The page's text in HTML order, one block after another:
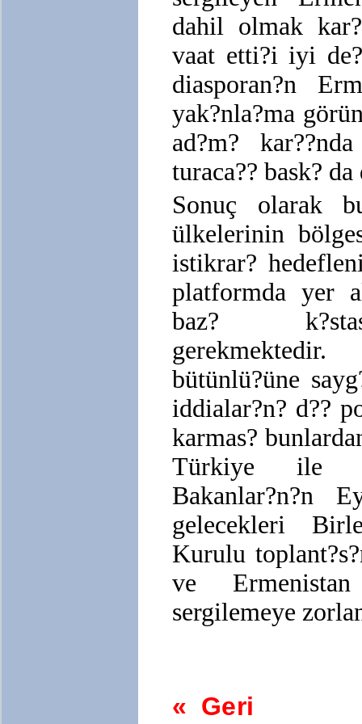
dahil olmak
vaat etti?i iyi
diasporan?n
yak?nla?ma
ad?m?
turaca?? bask?
Sonuç olarak
ülkelerinin
istikrar?
platformda yer
baz?
bütünlü?üne
iddialar?n? d??
karmas?
Türkiye ile
Bakanlar?n?n
gelecekleri
Kurulu
ve
sergilemeye
« Geri